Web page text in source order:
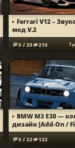
Ferrari V12 –
мод V.2
0 35 210
BMW M3 E30 —
дизайн [Add-On /
0 32 132